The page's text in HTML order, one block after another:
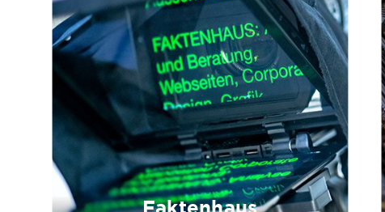
Faktenhaus